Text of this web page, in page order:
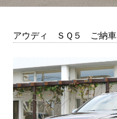
アウディ ＳＱ５ ご納車